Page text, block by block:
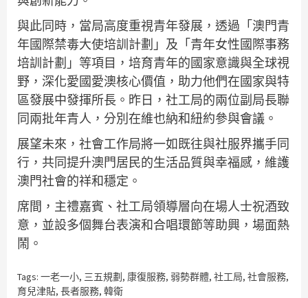
與此同時，當局高度重視青年發展，透過「澳門青
年國際禁毒大使培訓計劃」及「青年女性國際事務
培訓計劃」等項目，培育青年的國家意識與全球視
野，深化愛國愛澳核心價值，助力他們在國家與特
區發展中發揮所長。昨日，社工局的兩位副局長聯
同兩批年青人，分別在維也納和紐約參與會議。
展望未來，社會工作局將一如既往與社服界攜手同
行，共同提升澳門居民的生活品質與幸福感，維護
澳門社會的祥和穩定。
席間，主禮嘉賓、社工局領導層向在場人士祝酒致
意，並設多個舞台表演和合唱環節等助興，場面熱
鬧。
Tags: 一老一小, 三五規劃, 康復服務, 弱勢群體, 社工局, 社會服務,
育兒津貼, 長者服務, 韓衛